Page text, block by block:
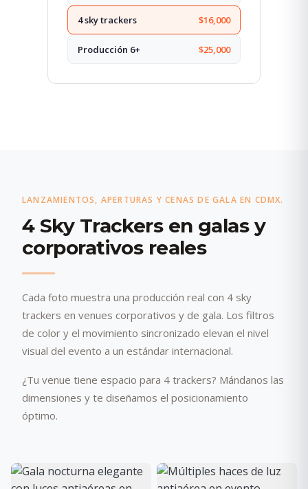
4 sky trackers $16,000
Producción 6+ $25,000
LANZAMIENTOS, APERTURAS Y CENAS DE GALA EN CDMX.
4 Sky Trackers en galas y
corporativos reales
Cada foto muestra una producción real con 4 sky
trackers en venues corporativos y de gala. Los filtros
de color y el movimiento sincronizado elevan el nivel
visual del evento a un estándar internacional.
¿Tu venue tiene espacio para 4 trackers? Mándanos las
dimensiones y te diseñamos el posicionamiento
óptimo.